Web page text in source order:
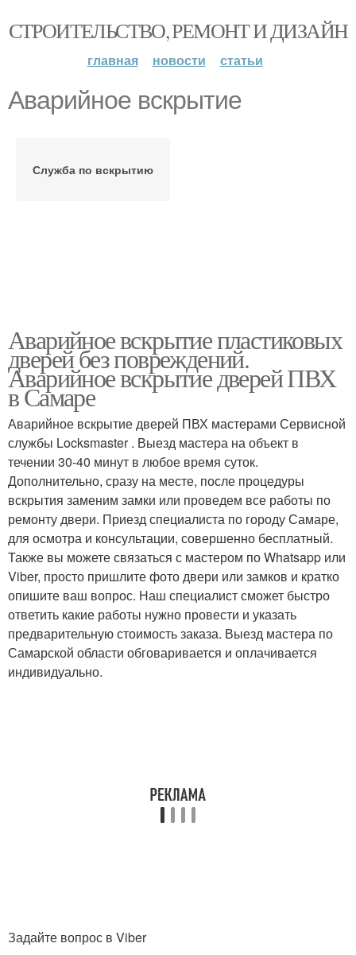
СТРОИТЕЛЬСТВО, РЕМОНТ И ДИЗАЙН
главная новости статьи
Аварийное вскрытие
Служба по вскрытию
Аварийное вскрытие пластиковых
дверей без повреждений.
Аварийное вскрытие дверей ПВХ
в Самаре
Аварийное вскрытие дверей ПВХ мастерами Сервисной
службы Locksmaster . Выезд мастера на объект в
течении 30-40 минут в любое время суток.
Дополнительно, сразу на месте, после процедуры
вскрытия заменим замки или проведем все работы по
ремонту двери. Приезд специалиста по городу Самаре,
для осмотра и консультации, совершенно бесплатный.
Также вы можете связаться с мастером по Whatsapp или
Viber, просто пришлите фото двери или замков и кратко
опишите ваш вопрос. Наш специалист сможет быстро
ответить какие работы нужно провести и указать
предварительную стоимость заказа. Выезд мастера по
Самарской области обговаривается и оплачивается
индивидуально.
Задайте вопрос в Viber